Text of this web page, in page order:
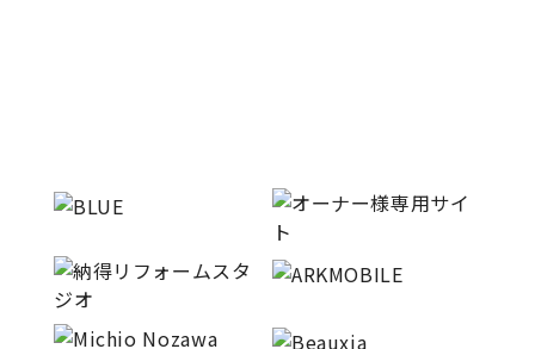
分譲住宅･不動産 スタッフブログ
施工事例 お客さまの声
お知らせ 土地情報